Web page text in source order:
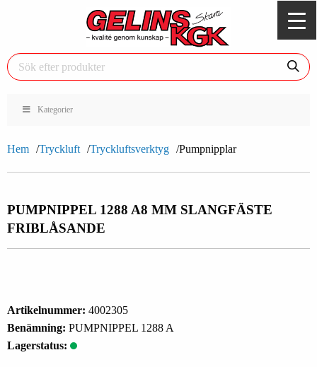
Kategorier
Hem Tryckluft Tryckluftsverktyg Pumpnipplar
PUMPNIPPEL 1288 A8 MM SLANGFÄSTE
FRIBLÅSANDE
Artikelnummer: 4002305
Benämning: PUMPNIPPEL 1288 A
Lagerstatus: